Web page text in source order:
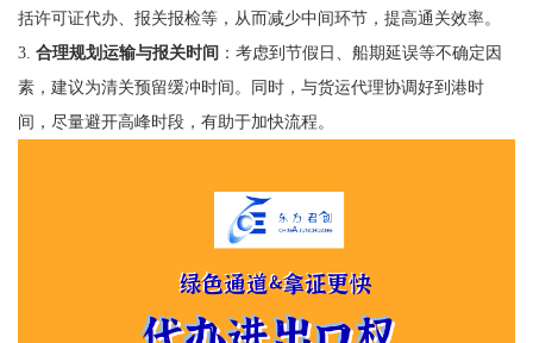
括许可证代办、报关报检等，从而减少中间环节，提高通关效率。
3. 合理规划运输与报关时间 ：考虑到节假日、船期延误等不确定因
素，建议为清关预留缓冲时间。同时，与货运代理协调好到港时
间，尽量避开高峰时段，有助于加快流程。